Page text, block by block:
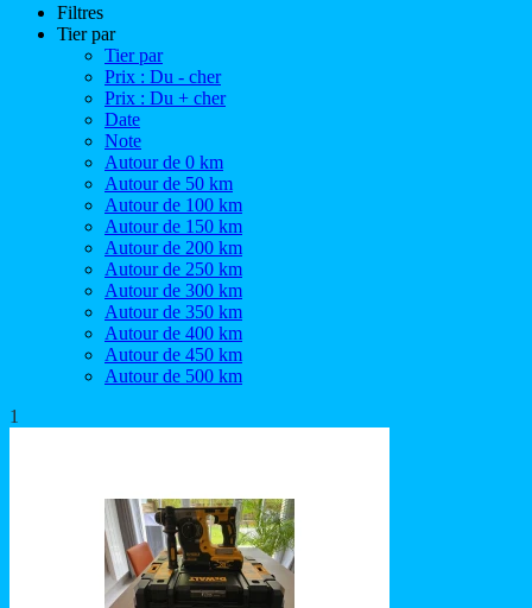
Filtres
Tier par
Tier par
Prix : Du - cher
Prix : Du + cher
Date
Note
Autour de 0 km
Autour de 50 km
Autour de 100 km
Autour de 150 km
Autour de 200 km
Autour de 250 km
Autour de 300 km
Autour de 350 km
Autour de 400 km
Autour de 450 km
Autour de 500 km
1